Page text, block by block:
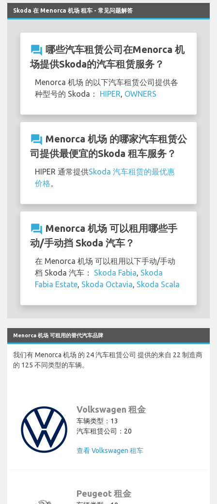
Skoda 在 Menorca 机场 租车 - 常见问题解答
question_answer 哪些汽车租赁公司在Menorca 机
场提供Skoda的汽车租赁服务？
Menorca 机场 的以下汽车租赁公司提供各
种型号的 Skoda： HIPER, OWNERS
question_answer Menorca 机场 的哪家汽车租赁公
司提供最便宜的Skoda 租车服务？
HIPER 通常提供Skoda 汽车租赁的最优惠
价格。
question_answer Menorca 机场 可以租用哪些手
动/手动挡 Skoda 汽车？
在 Menorca 机场 可以租用以下手动/手动
档 Skoda 汽车： Skoda Fabia, Skoda
Fabia Estate, Skoda Octavia, Skoda Scala
Menorca 机场 可租用的替代汽车品牌
我们有 Menorca 机场 的 24 汽车租赁公司 提供的来自 22 制造商
的 125 不同类型的车辆。
Volkswagen 租金
车辆类型：13
汽车租赁公司：20
查看 Volkswagen 租车
Peugeot 租金